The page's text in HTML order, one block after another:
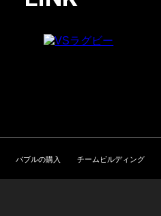
バブルの購入 チームビルディング